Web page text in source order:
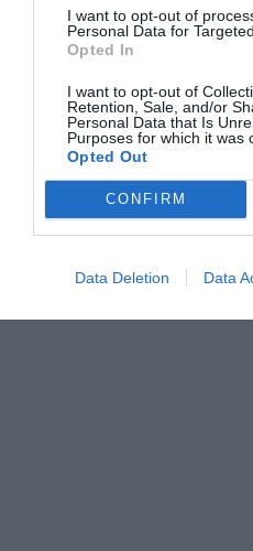
I want to opt-out of
Personal Data for
Opted In
I want to opt-out of
Retention, Sale, and/or
Personal Data that Is
Purposes for which it was
Opted Out
CONFIRM
Data Deletion Data